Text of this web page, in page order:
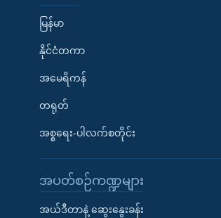
မြန်မာ
နိုင်ငံတကာ
အမေရိကန်
တရုတ်
အစ္စရေး-ပါလက်စတိုင်း
အပတ်စဉ်ကဏ္ဍများ
အယ်ဒီတာနဲ့ ဆွေးနွေးခန်း